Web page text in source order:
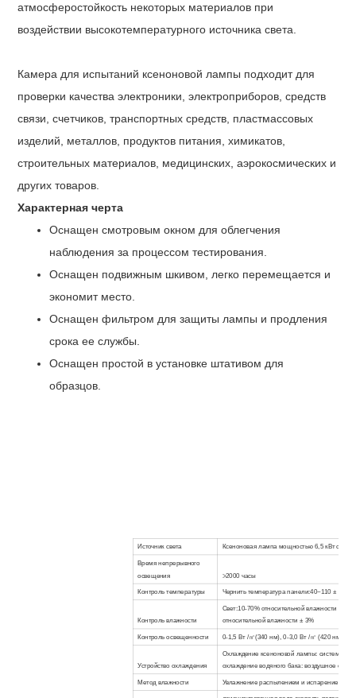
атмосферостойкость некоторых материалов при
воздействии высокотемпературного источника света.
Камера для испытаний ксеноновой лампы подходит для
проверки качества электроники, электроприборов, средств
связи, счетчиков, транспортных средств, пластмассовых
изделий, металлов, продуктов питания, химикатов,
строительных материалов, медицинских, аэрокосмических и
других товаров.
Характерная черта
Оснащен смотровым окном для облегчения
наблюдения за процессом тестирования.
Оснащен подвижным шкивом, легко перемещается и
экономит место.
Оснащен фильтром для защиты лампы и продления
срока ее службы.
Оснащен простой в установке штативом для
образцов.
Источник света Ксеноновая лампа мощностью 6,5 кВт с
Время непрерывного
освещения >2000 часы
Контроль температуры Чернить температура панели:40~110 ± 2 ℃
Контроль влажности
Свет:10-70% относительной влажности ± 3%
относительной влажности ± 3%
Контроль освещенности 0-1,5 Вт /㎡(340 нм), 0-3,0 Вт /㎡ (420 нм
Устройство охлаждения
Охлаждение ксеноновой лампы: система
охлаждение водяного бака: воздушное
Метод влажности Увлажнение распылением и испарением